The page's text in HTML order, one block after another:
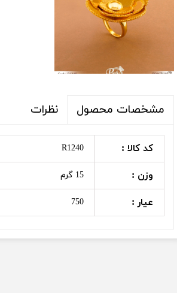
مشخصات محصول نظرات
کد کالا : R1240
وزن : 15 گرم
عیار : 750